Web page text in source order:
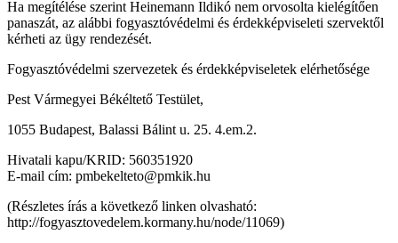
Ha megítélése szerint Heinemann Ildikó nem orvosolta kielégítően
panaszát, az alábbi fogyasztóvédelmi és érdekképviseleti szervektől
kérheti az ügy rendezését.
Fogyasztóvédelmi szervezetek és érdekképviseletek elérhetősége
Pest Vármegyei Békéltető Testület,
1055 Budapest, Balassi Bálint u. 25. 4.em.2.
Hivatali kapu/KRID: 560351920
E-mail cím: pmbekelteto@pmkik.hu
(Részletes írás a következő linken olvasható:
http://fogyasztovedelem.kormany.hu/node/11069)